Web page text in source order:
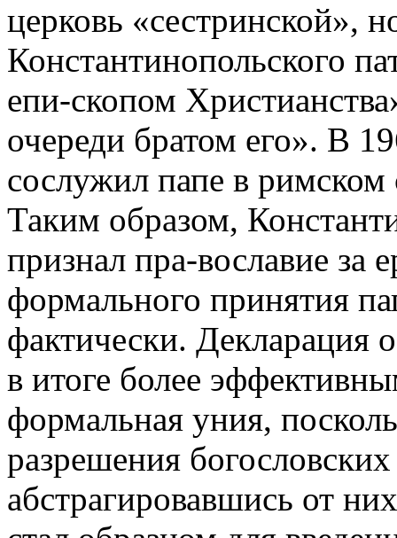
церковь «сестринской»,
Константинопольского
епи-скопом
очереди братом его». В
сослужил папе в римском
Таким образом,
признал пра-вославие за
формального принятия
фактически. Декларация
в итоге более
формальная уния,
разрешения
абстрагировавшись от